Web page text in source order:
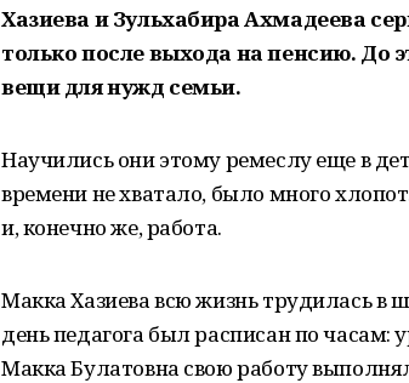
Хазиева и Зульхабира Ахмадеева
только после выхода на пенсию. До
вещи для нужд семьи.
Научились они этому ремеслу еще в
времени не хватало, было много
и, конечно же, работа.
Макка Хазиева всю жизнь трудилась
день педагога был расписан по часам:
Макка Булатовна свою работу